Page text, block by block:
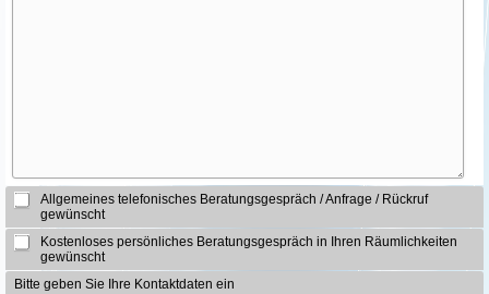
Allgemeines telefonisches Beratungsgespräch / Anfrage / Rückruf
gewünscht
Kostenloses persönliches Beratungsgespräch in Ihren Räumlichkeiten
gewünscht
Bitte geben Sie Ihre Kontaktdaten ein